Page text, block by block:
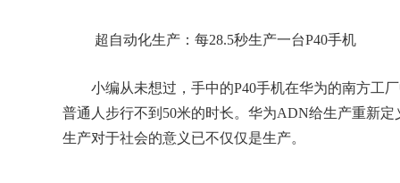
超自动化生产：每28.5秒生产一台P40手机
小编从未想过，手中的P40手机在华为的南方工厂
普通人步行不到50米的时长。华为ADN给生产重新
生产对于社会的意义已不仅仅是生产。